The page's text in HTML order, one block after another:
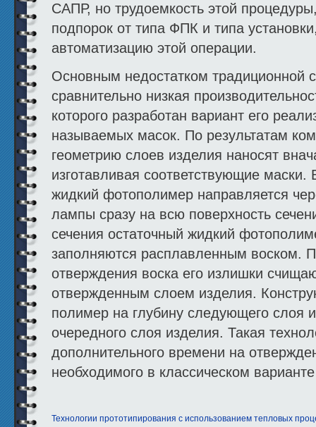
САПР, но трудоемкость этой
подпорок от типа ФПК и типа
автоматизацию этой операции.
Основным недостатком традиционной
сравнительно низкая
которого разработан вариант его
называемых масок. По результатам
геометрию слоев изделия наносят
изготавливая соответствующие маски.
жидкий фотополимер направляется
лампы сразу на всю поверхность
сечения остаточный жидкий
заполняются расплавленным воском.
отверждения воска его излишки
отвержденным слоем изделия.
полимер на глубину следующего слоя
очередного слоя изделия. Такая
дополнительного времени на
необходимого в классическом
Технологии прототипирования с использованием тепловых